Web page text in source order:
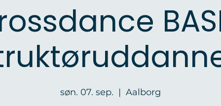
søn. 07. sep.
  |
Aalborg